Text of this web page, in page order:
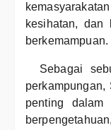
kesihatan, dan
berkemampuan.
Sebagai
perkampungan,
penting dalam